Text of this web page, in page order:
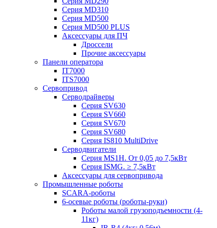
Серия MD310
Серия MD500
Серия MD500 PLUS
Аксессуары для ПЧ
Дроссели
Прочие аксессуары
Панели оператора
IT7000
ITS7000
Сервопривод
Серводрайверы
Серия SV630
Серия SV660
Серия SV670
Серия SV680
Серия IS810 MultiDrive
Серводвигатели
Серия MS1H. От 0,05 до 7,5кВт
Серия ISMG. ≥ 7,5кВт
Аксессуары для сервопривода
Промышленные роботы
SCARA-роботы
6-осевые роботы (роботы-руки)
Роботы малой грузоподъемности (4-
11кг)